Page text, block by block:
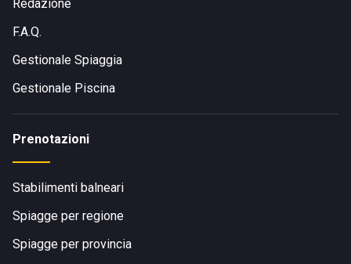
bus E3, E25
Redazione
F.A.Q.
Gestionale Spiaggia
Gestionale Piscina
Prenotazioni
Stabilimenti balneari
Spiagge per regione
Spiagge per provincia